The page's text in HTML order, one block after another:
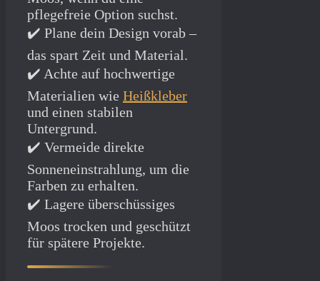
pflegefreie Option suchst.
✔️ Plane dein Design vorab –
das spart Zeit und Material.
✔️ Achte auf hochwertige
Materialien wie Heißkleber
und einen stabilen
Untergrund.
✔️ Vermeide direkte
Sonneneinstrahlung, um die
Farben zu erhalten.
✔️ Lagere überschüssiges
Moos trocken und geschützt
für spätere Projekte.